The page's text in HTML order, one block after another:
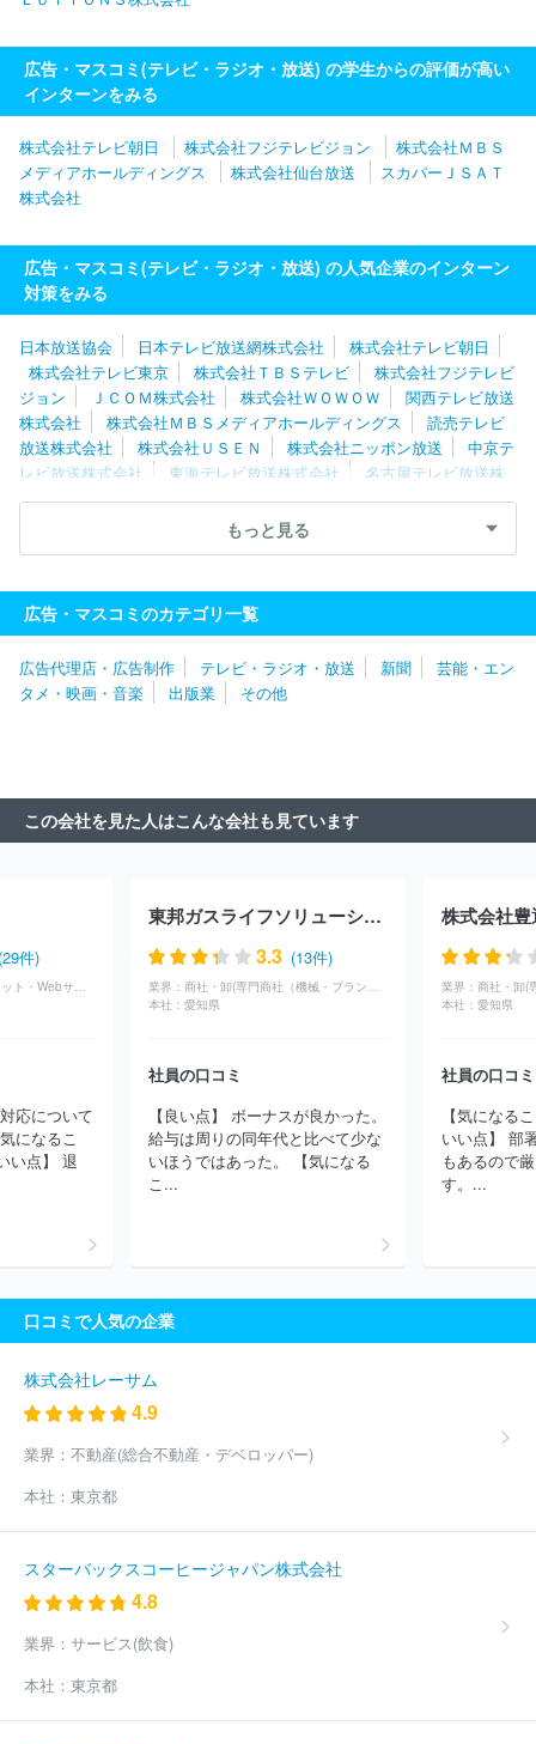
広告・マスコミ(テレビ・ラジオ・放送) の学生からの評価が高い
インターンをみる
株式会社テレビ朝日 株式会社フジテレビジョン
株式会社ＭＢＳ
メディアホールディングス
株式会社仙台放送
スカパーＪＳＡＴ
株式会社
広告・マスコミ(テレビ・ラジオ・放送) の人気企業のインターン
対策をみる
日本放送協会 日本テレビ放送網株式会社
株式会社テレビ朝日
株式会社テレビ東京
株式会社ＴＢＳテレビ
株式会社フジテレビ
ジョン
ＪＣＯＭ株式会社 株式会社ＷＯＷＯＷ
関西テレビ放送
株式会社
株式会社ＭＢＳメディアホールディングス
読売テレビ
放送株式会社
株式会社ＵＳＥＮ 株式会社ニッポン放送
中京テ
レビ放送株式会社
東海テレビ放送株式会社
名古屋テレビ放送株
式会社
株式会社ＴＢＳスパークル
スカパーＪＳＡＴ株式会社
株式会社テレビ西日本
ＫＢＣグループホー
ルディングス株式会社
株式会社
株式会社毎日放送 株式会社仙台放送
株式会社東日本
放送
株式会社静岡朝日テレビ
株式会社日本入試センター
株式会社広島ホームテレビ
株式会社
サガテレビ
株式会社テレビ新潟放送網
ャッチネットワーク
株式会社山梨放送 ＣＣＮｅｔ株式会社
株
式会社ＮＳＴ新潟総合テレビ
もっと見る
広告・マスコミのカテゴリ一覧
広告代理店・広告制作 テレビ・ラジオ・放送 新聞
芸能・エン
タメ・映画・音楽
出版業 その他
この会社を見た人はこんな会社も見ています
件)
IT・通信(インターネット・Webサービス)
応について
になるこ
い点】 退
東邦ガスライフソリューションズ株式会社
3.3 (13件)
業界：
商社・卸(専門商社（機械・プラント）)
本社： 愛知県
社員の口コミ
【良い点】 ボーナスが良かった。
給与は周りの同年代と比べて少な
いほうではあった。 【気になる
こ...
株式会社
業界：
本社： 愛知県
社員の口コミ
【気になる
いい点】 部
もあるので
す。...
口コミで人気の企業
株式会社レーサム
4.9
業界： 不動産(総合不動産・デベロッパー)
本社： 東京都
スターバックスコーヒージャパン株式会社
4.8
業界： サービス(飲食)
本社： 東京都